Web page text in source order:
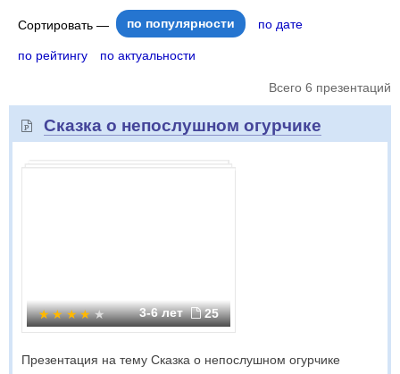
Сортировать — по популярности по дате
по рейтингу по актуальности
Всего 6 презентаций
Сказка о непослушном огурчике
3-6 лет 25
Презентация на тему Сказка о непослушном огурчике